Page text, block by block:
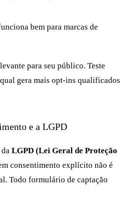
bem para marcas de
para seu público. Teste
gera mais opt-ins qualificados
e a LGPD
LGPD (Lei Geral de Proteção
consentimento explícito não é
Todo formulário de captação